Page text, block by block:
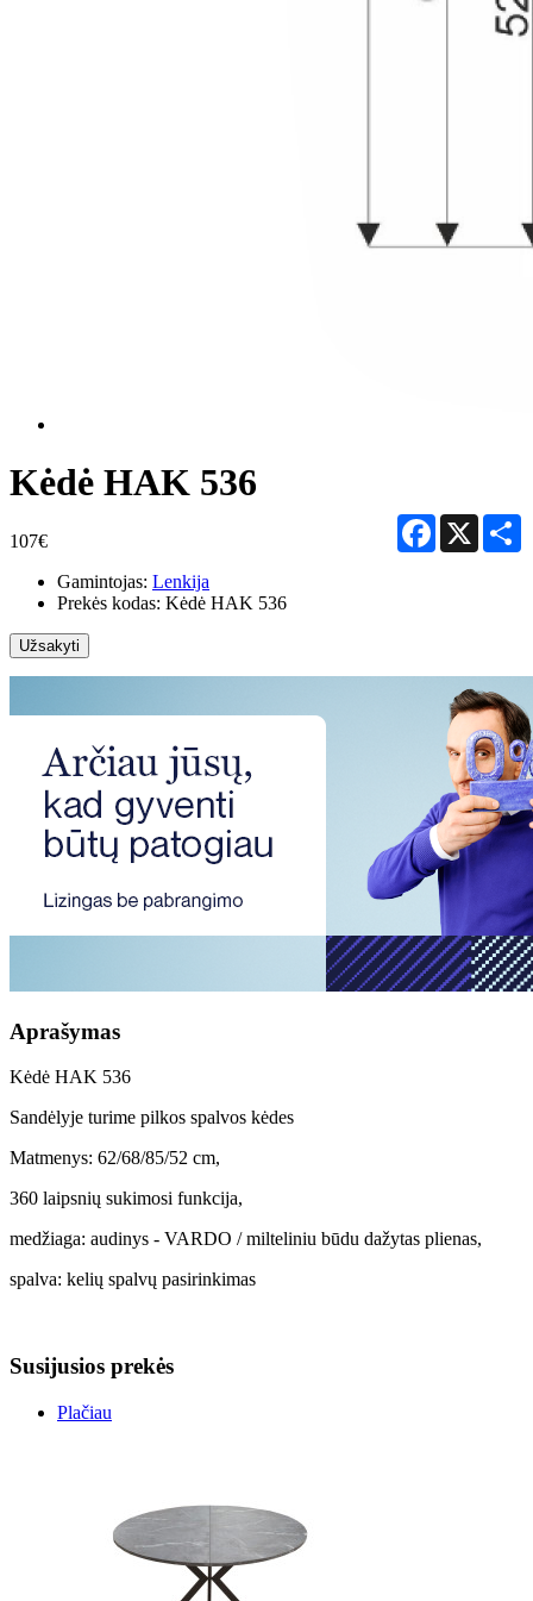
Kėdė HAK 536
107€
Facebook
X
Gamintojas: Lenkija
Prekės kodas: Kėdė HAK 536
Užsakyti
Aprašymas
Kėdė HAK 536
Sandėlyje turime pilkos spalvos kėdes
Matmenys: 62/68/85/52 cm,
360 laipsnių sukimosi funkcija,
medžiaga: audinys - VARDO / milteliniu būdu dažytas plienas,
spalva: kelių spalvų pasirinkimas
Susijusios prekės
Plačiau